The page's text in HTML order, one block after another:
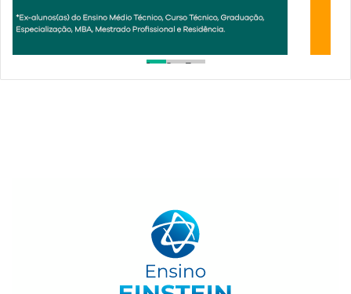
1 2 3